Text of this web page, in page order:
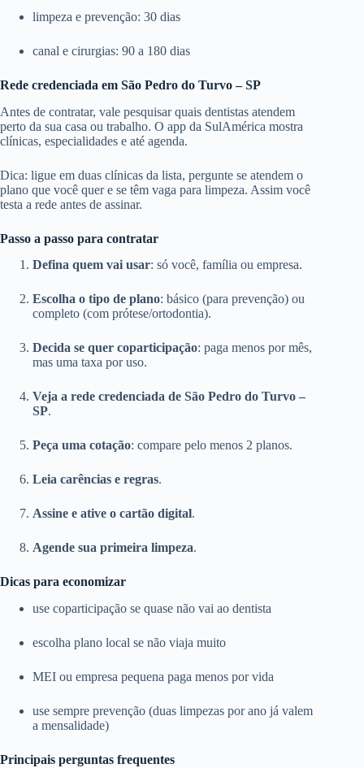
limpeza e prevenção: 30 dias
canal e cirurgias: 90 a 180 dias
Rede credenciada em São Pedro do Turvo – SP
Antes de contratar, vale pesquisar quais dentistas atendem
perto da sua casa ou trabalho. O app da SulAmérica mostra
clínicas, especialidades e até agenda.
Dica: ligue em duas clínicas da lista, pergunte se atendem o
plano que você quer e se têm vaga para limpeza. Assim você
testa a rede antes de assinar.
Passo a passo para contratar
Defina quem vai usar: só você, família ou empresa.
Escolha o tipo de plano: básico (para prevenção) ou
completo (com prótese/ortodontia).
Decida se quer coparticipação: paga menos por mês,
mas uma taxa por uso.
Veja a rede credenciada de São Pedro do Turvo –
SP.
Peça uma cotação: compare pelo menos 2 planos.
Leia carências e regras.
Assine e ative o cartão digital.
Agende sua primeira limpeza.
Dicas para economizar
use coparticipação se quase não vai ao dentista
escolha plano local se não viaja muito
MEI ou empresa pequena paga menos por vida
use sempre prevenção (duas limpezas por ano já valem
a mensalidade)
Principais perguntas frequentes